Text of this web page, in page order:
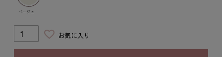
ベージュ
お気に入り